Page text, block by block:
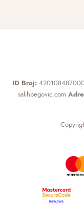
ID Broj:
salihbegovic.com